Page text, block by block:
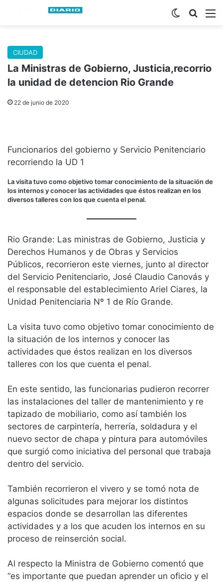
Buscar
Switch skin
CIUDAD
La Ministras de Gobierno, Justicia,recorrio
la unidad de detencion Rio Grande
22 de junio de 2020
Funcionarios del gobierno y Servicio Penitenciario
recorriendo la UD 1
La visita tuvo como objetivo tomar conocimiento de la situación de
los internos y conocer las actividades que éstos realizan en los
diversos talleres con los que cuenta el penal.
Rio Grande: Las ministras de Gobierno, Justicia y
Derechos Humanos y de Obras y Servicios
Públicos, recorrieron este viernes, junto al director
del Servicio Penitenciario, José Claudio Canovás y
el responsable del establecimiento Ariel Ciares, la
Unidad Penitenciaria Nº 1 de Río Grande.
La visita tuvo como objetivo tomar conocimiento de
la situación de los internos y conocer las
actividades que éstos realizan en los diversos
talleres con los que cuenta el penal.
En este sentido, las funcionarias pudieron recorrer
las instalaciones del taller de mantenimiento y re
tapizado de mobiliario, como así también los
sectores de carpintería, herrería, soldadura y el
nuevo sector de chapa y pintura para automóviles
que surgió como iniciativa del personal que trabaja
dentro del servicio.
También recorrieron el vivero y se tomó nota de
algunas solicitudes para mejorar los distintos
espacios donde se desarrollan las diferentes
actividades y a los que acuden los internos en su
proceso de reinserción social.
Al respecto la Ministra de Gobierno comentó que
“es importante que puedan aprender un oficio y el